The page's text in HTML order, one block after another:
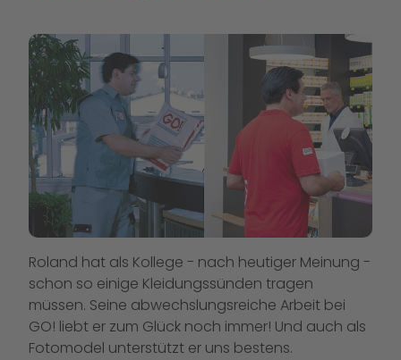
Roland hat als Kollege - nach heutiger Meinung -
schon so einige Kleidungssünden tragen
müssen. Seine abwechslungsreiche Arbeit bei
GO! liebt er zum Glück noch immer! Und auch als
Fotomodel unterstützt er uns bestens.